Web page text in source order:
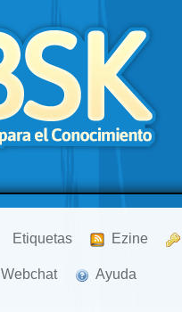
Etiquetas Ezine
Webchat Ayuda